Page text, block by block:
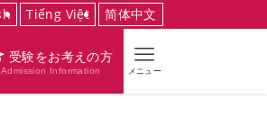
Tiếng Việt 简体中文
受験をお考えの方
Admission Information メニュー